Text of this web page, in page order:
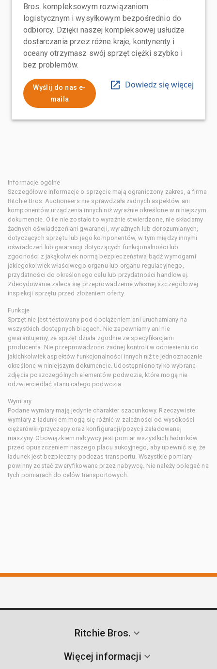
Bros. kompleksowym rozwiązaniom
logistycznym i wysyłkowym bezpośrednio do
odbiorcy. Dzięki naszej kompleksowej usłudze
dostarczania przez różne kraje, kontynenty i
oceany otrzymasz swój sprzęt ciężki szybko i
bez problemów.
Wyślij do nas e-
maila
Dowiedz się więcej
Informacje ogólne
Szczegółowe informacje o sprzęcie mają ograniczony zakres, a firma
Ritchie Bros. Auctioneers nie sprawdzała żadnych aspektów ani
komponentów urządzenia innych niż wyraźnie określone w niniejszym
dokumencie. O ile nie zostało to wyraźnie stwierdzone, nie składamy
żadnych oświadczeń ani gwarancji, wyraźnych lub dorozumianych,
dotyczących sprzętu lub jego komponentów, w tym między innymi
oświadczeń lub gwarancji dotyczących funkcjonalności lub
zgodności z jakąkolwiek normą bezpieczeństwa bądź wymogami
jakiegokolwiek właściwego organu lub organu regulacyjnego,
przydatności do określonego celu lub przydatności handlowej.
Zdecydowanie zaleca się przeprowadzenie własnej szczegółowej
inspekcji sprzętu przed złożeniem oferty.
Funkcje
Sprzęt nie jest testowany pod obciążeniem ani uruchamiany na
wszystkich dostępnych biegach. Nie zapewniamy ani nie
gwarantujemy, że sprzęt działa zgodnie ze specyfikacjami
producenta. Nie przeprowadzono żadnej kontroli w odniesieniu do
jakichkolwiek aspektów funkcjonalności innych niż te jednoznacznie
określone w niniejszym dokumencie. Udostępniono tylko wybrane
zdjęcia poszczególnych elementów podwozia, które mogą nie
odzwierciedlać stanu całego podwozia.
Wymiary
Podane wymiary mają jedynie charakter szacunkowy. Rzeczywiste
wymiary z ładunkiem mogą się różnić w zależności od wysokości
ciężarówki/przyczepy oraz konfiguracji/pozycji załadowanej
maszyny. Obowiązkiem nabywcy jest pomiar wszystkich ładunków
przed opuszczeniem naszego placu aukcyjnego, aby upewnić się, że
ładunek jest bezpieczny podczas transportu. Wszystkie pomiary
powinny zostać zweryfikowane przez nabywcę. Nie należy polegać na
tych pomiarach do celów transportowych.
Ritchie Bros.
Więcej informacji